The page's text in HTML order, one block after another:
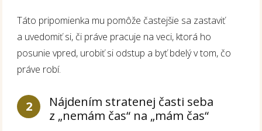
Táto pripomienka mu pomôže častejšie sa zastaviť
a uvedomiť si, či práve pracuje na veci, ktorá ho
posunie vpred, urobiť si odstup a byť bdelý v tom, čo
práve robí.
2
Nájdením stratenej časti seba
z „nemám čas“ na „mám čas“